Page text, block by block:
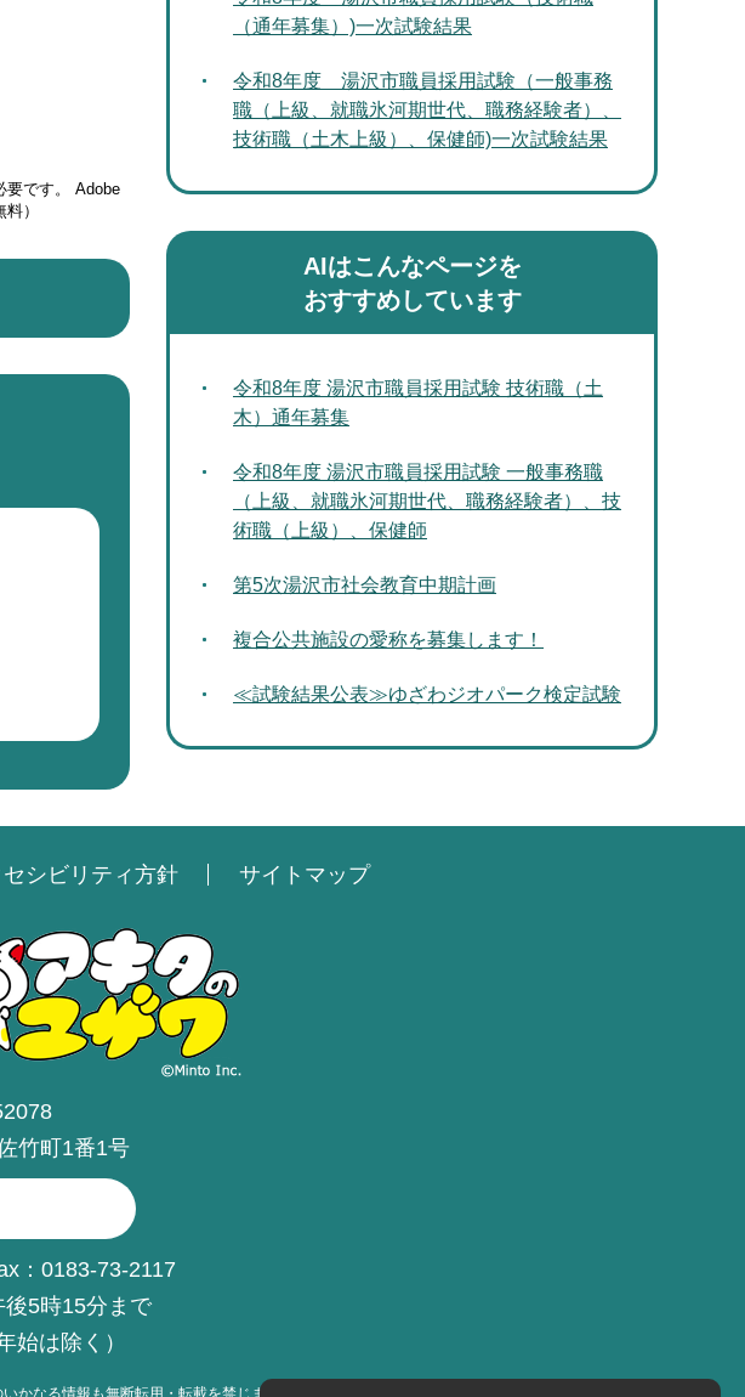
です。
Adobe
）
（通年募集）)一次試験結果
令和8年度 湯沢市職員採用試験（一般事務
職（上級、就職氷河期世代、職務経験者）、
技術職（土木上級）、保健師)一次試験結果
AIはこんなページを
おすすめしています
令和8年度 湯沢市職員採用試験 技術職（土
木）通年募集
令和8年度 湯沢市職員採用試験 一般事務職
（上級、就職氷河期世代、職務経験者）、技
術職（上級）、保健師
第5次湯沢市社会教育中期計画
複合公共施設の愛称を募集します！
≪試験結果公表≫ゆざわジオパーク検定試験
シビリティ方針 サイトマップ
竹町1番1号
：0183-73-2117
5時15分まで
始は除く）
かなる情報も無断転用・転載を禁じます］